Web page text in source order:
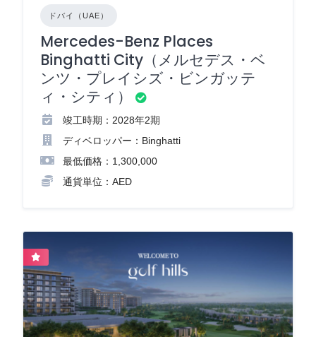
ドバイ（UAE）
Mercedes-Benz Places
Binghatti City（メルセデス・ベ
ンツ・プレイシズ・ビンガッテ
ィ・シティ）
竣工時期：2028年2期
ディベロッパー：Binghatti
最低価格：1,300,000
通貨単位：AED